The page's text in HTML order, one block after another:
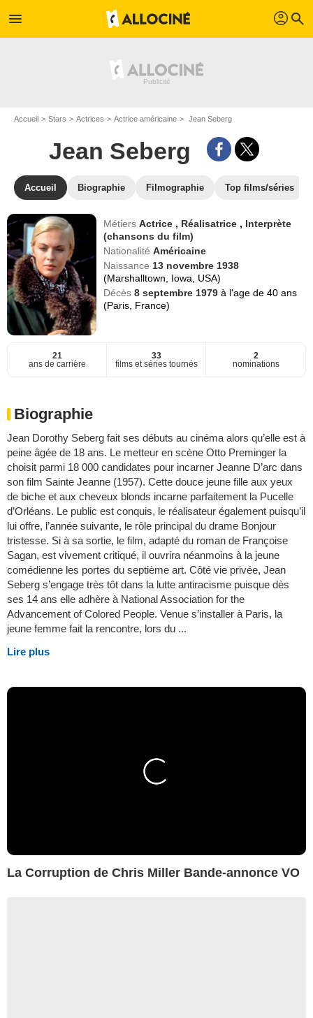
menu profil search
Accueil Stars Actrices Actrice américaine Jean Seberg
Jean Seberg
Accueil Biographie Filmographie Top films/séries
MétiersActrice , Réalisatrice , Interprète
(chansons du film)
NationalitéAméricaine
Naissance 13 novembre 1938
(Marshalltown, Iowa, USA)
Décès8 septembre 1979à l'age de 40 ans
(Paris, France)
21
ans de carrière
33
films et séries tournés
2
nominations
Biographie
Jean Dorothy Seberg fait ses débuts au cinéma alors qu’elle est à
peine âgée de 18 ans. Le metteur en scène Otto Preminger la
choisit parmi 18 000 candidates pour incarner Jeanne D’arc dans
son film Sainte Jeanne (1957). Cette douce jeune fille aux yeux
de biche et aux cheveux blonds incarne parfaitement la Pucelle
d’Orléans. Le public est conquis, le réalisateur également puisqu’il
lui offre, l’année suivante, le rôle principal du drame Bonjour
tristesse. Si à sa sortie, le film, adapté du roman de Françoise
Sagan, est vivement critiqué, il ouvrira néanmoins à la jeune
comédienne les portes du septième art. Côté vie privée, Jean
Seberg s’engage très tôt dans la lutte antiracisme puisque dès
ses 14 ans elle adhère à National Association for the
Advancement of Colored People. Venue s’installer à Paris, la
jeune femme fait la rencontre, lors du ...
Lire plus
La Corruption de Chris Miller Bande-annonce VO